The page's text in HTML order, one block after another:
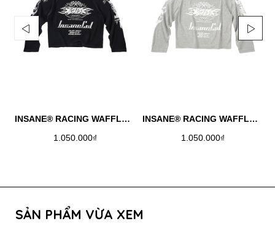
INSANE® RACING WAFFLE LONGSLEEVE - BLACK
1.050.000₫
INSANE® RACING WAFFLE LONGSLEEVE - MELANGE
1.050.000₫
SẢN PHẨM VỪA XEM